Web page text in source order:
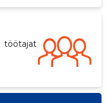
töötajat